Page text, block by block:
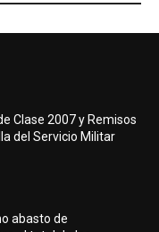
Clase 2007 y Remisos
del Servicio Militar
abasto de